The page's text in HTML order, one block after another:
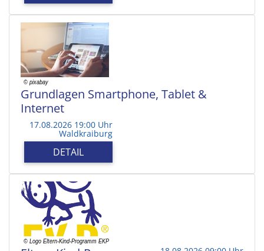
Grundlagen Smartphone, Tablet &
Internet
17.08.2026 19:00 Uhr
Waldkraiburg
DETAIL